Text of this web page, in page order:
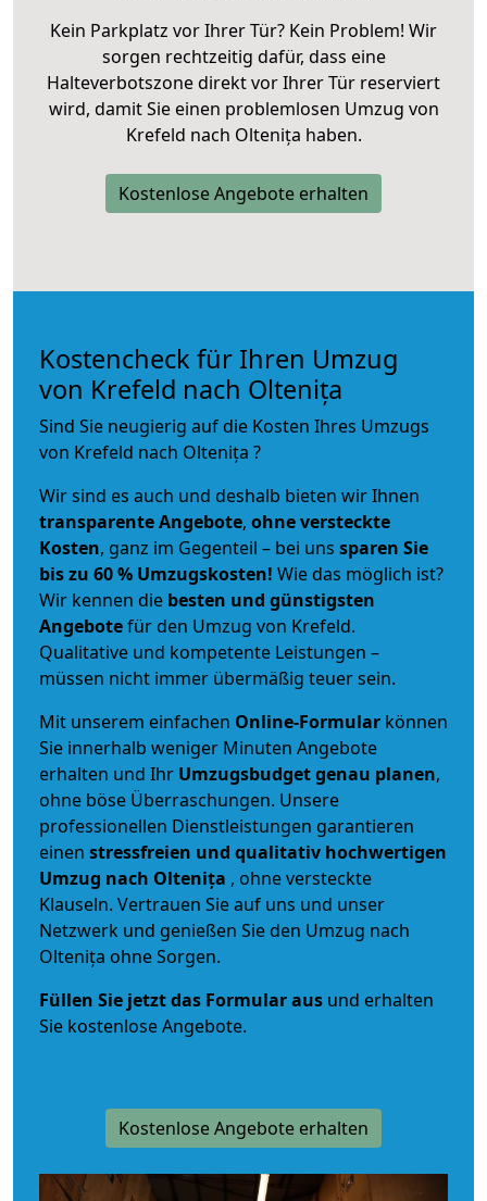
Kein Parkplatz vor Ihrer Tür? Kein Problem! Wir
sorgen rechtzeitig dafür, dass eine
Halteverbotszone direkt vor Ihrer Tür reserviert
wird, damit Sie einen problemlosen Umzug von
Krefeld nach Oltenița haben.
Kostenlose Angebote erhalten
Kostencheck für Ihren Umzug
von Krefeld nach Oltenița
Sind Sie neugierig auf die Kosten Ihres Umzugs
von Krefeld nach Oltenița ?
Wir sind es auch und deshalb bieten wir Ihnen
transparente Angebote, ohne versteckte
Kosten, ganz im Gegenteil – bei uns sparen Sie
bis zu 60 % Umzugskosten! Wie das möglich ist?
Wir kennen die besten und günstigsten
Angebotefür den Umzug von Krefeld.
Qualitative und kompetente Leistungen –
müssen nicht immer übermäßig teuer sein.
Mit unserem einfachen Online-Formular können
Sie innerhalb weniger Minuten Angebote
erhalten und Ihr Umzugsbudgetgenau planen,
ohne böse Überraschungen. Unsere
professionellen Dienstleistungen garantieren
einen stressfreien und qualitativ hochwertigen
Umzug nach Oltenița , ohne versteckte
Klauseln. Vertrauen Sie auf uns und unser
Netzwerk und genießen Sie den Umzug nach
Oltenița ohne Sorgen.
Füllen Sie jetzt das Formular aus und erhalten
Sie kostenlose Angebote.
Kostenlose Angebote erhalten